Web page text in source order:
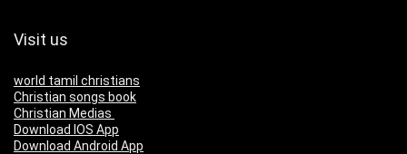
Visit us
world tamil christians
Christian songs book
Christian Medias
Download IOS App
Download Android App